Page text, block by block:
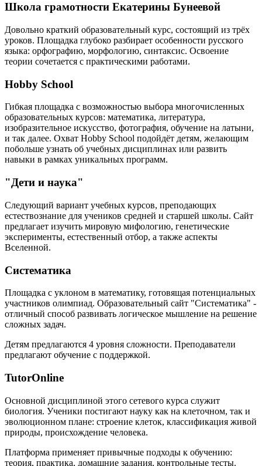
Школа грамотности Екатерины Бунеевой
Довольно краткий образовательный курс, состоящий из трёх
уроков. Площадка глубоко разбирает особенности русского
языка: орфографию, морфологию, синтаксис. Освоение
теории сочетается с практическими работами.
Hobby School
Гибкая площадка с возможностью выбора многочисленных
образовательных курсов: математика, литература,
изобразительное искусство, фотография, обучение на латыни,
и так далее. Охват Hobby School подойдёт детям, желающим
побольше узнать об учебных дисциплинах или развить
навыки в рамках уникальных программ.
"Дети и наука"
Следующий вариант учебных курсов, преподающих
естествознание для учеников средней и старшей школы. Сайт
предлагает изучить мировую мифологию, генетические
эксперименты, естественный отбор, а также аспекты
Вселенной.
Систематика
Площадка с уклоном в математику, готовящая потенциальных
участников олимпиад. Образовательный сайт "Систематика" -
отличный способ развивать логическое мышление на решение
сложных задач.
Детям предлагаются 4 уровня сложности. Преподаватели
предлагают обучение с поддержкой.
TutorOnline
Основной дисциплиной этого сетевого курса служит
биология. Ученики постигают науку как на клеточном, так и
эволюционном плане: строение клеток, классификация живой
природы, происхождение человека.
Платформа применяет привычные подходы к обучению:
теория, практика, домашние задания, контрольные тесты.